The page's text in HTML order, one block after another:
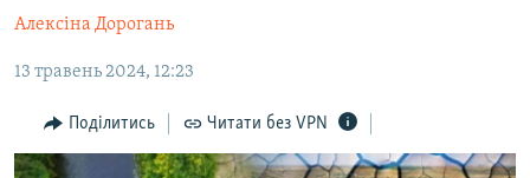
основної
Перейти
пошуку
БЛОГИ
ПОГЛЯД
ІНТЕРВ'Ю
ВСЕ ЗА ДЕНЬ
Алексіна Дорогань
13 травень 2024, 12:23
Поділитись Читати без VPN